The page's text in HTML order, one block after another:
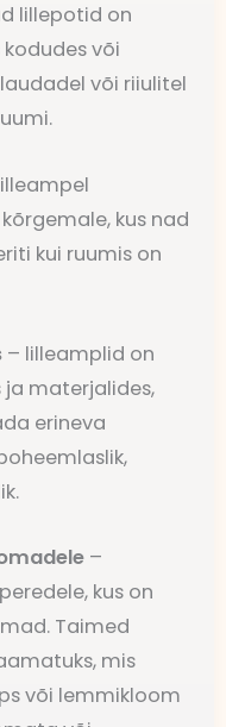
lillepotid on
või
või riiulitel
kus nad
kui ruumis on
– lilleamplid on
materjalides,
erineva
–
kus on
Taimed
mis
või lemmikloom